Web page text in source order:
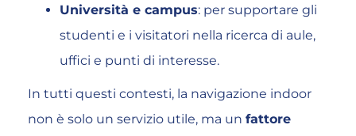
Università e campus: per supportare gli
studenti e i visitatori nella ricerca di aule,
uffici e punti di interesse.
In tutti questi contesti, la navigazione indoor
non è solo un servizio utile, ma un fattore